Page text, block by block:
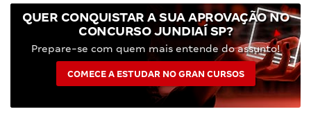
QUER CONQUISTAR A SUA APROVAÇÃO NO
CONCURSO JUNDIAÍ SP?
Prepare-se com quem mais entende do assunto!
COMECE A ESTUDAR NO GRAN CURSOS